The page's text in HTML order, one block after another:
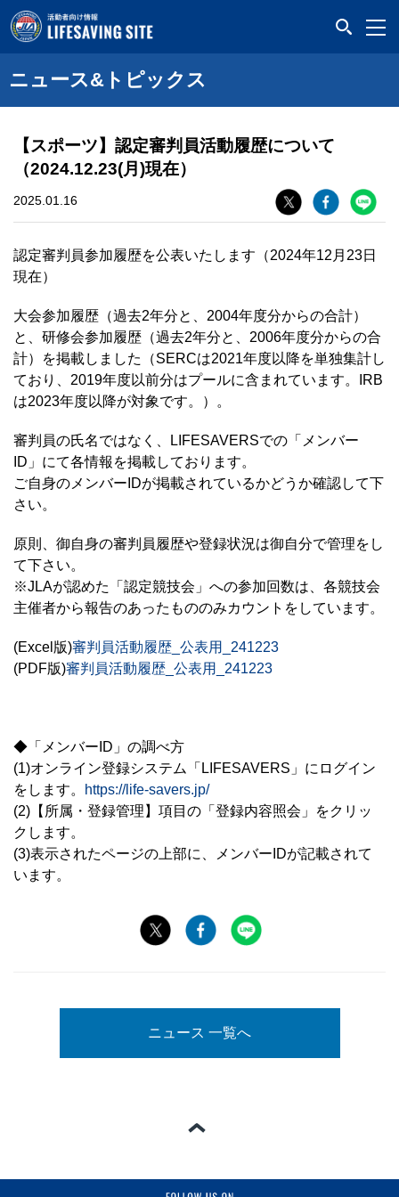
ニュース&トピックス
【スポーツ】認定審判員活動履歴について
（2024.12.23(月)現在）
2025.01.16
認定審判員参加履歴を公表いたします（2024年12月23日
現在）
大会参加履歴（過去2年分と、2004年度分からの合計）
と、研修会参加履歴（過去2年分と、2006年度分からの合
計）を掲載しました（SERCは2021年度以降を単独集計し
ており、2019年度以前分はプールに含まれています。IRB
は2023年度以降が対象です。）。
審判員の氏名ではなく、LIFESAVERSでの「メンバー
ID」にて各情報を掲載しております。
ご自身のメンバーIDが掲載されているかどうか確認して下
さい。
原則、御自身の審判員履歴や登録状況は御自分で管理をし
て下さい。
※JLAが認めた「認定競技会」への参加回数は、各競技会
主催者から報告のあったもののみカウントをしています。
(Excel版)審判員活動履歴_公表用_241223
(PDF版)審判員活動履歴_公表用_241223
◆「メンバーID」の調べ方
(1)オンライン登録システム「LIFESAVERS」にログイン
をします。
https://life-savers.jp/
(2)【所属・登録管理】項目の「登録内容照会」をクリッ
クします。
(3)表示されたページの上部に、メンバーIDが記載されて
います。
ニュース 一覧へ